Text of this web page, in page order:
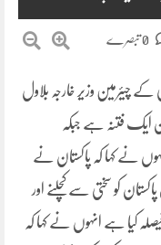
کے چیئرمین وزیر خارجہ بلاول
ایک فتنہ ہے جبکہ
نے کہا کہ پاکستان نے
کو سختی سے کچلنے اور
کیا ہے انہوں نے کہا کہ